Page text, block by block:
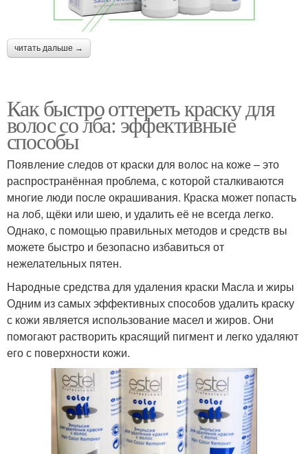
читать дальше →
Как быстро оттереть краску для
волос со лба: эффективные
способы
Появление следов от краски для волос на коже – это
распространённая проблема, с которой сталкиваются
многие люди после окрашивания. Краска может попасть
на лоб, щёки или шею, и удалить её не всегда легко.
Однако, с помощью правильных методов и средств вы
можете быстро и безопасно избавиться от
нежелательных пятен.
Народные средства для удаления краски Масла и жиры
Одним из самых эффективных способов удалить краску
с кожи является использование масел и жиров. Они
помогают растворить красящий пигмент и легко удаляют
его с поверхности кожи.